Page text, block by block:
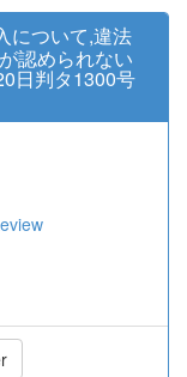
について,違法
認められない
日判タ1300号